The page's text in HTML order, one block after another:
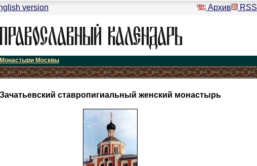
Архив RSS
version
Монастыри Москвы
Зачатьевский ставропигиальный женский монастырь